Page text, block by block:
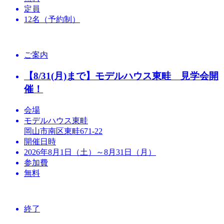
定員
12名（予約制）
ご案内
【8/31(月)まで】モデルハウス東畦 見学会開
催！
会場
モデルハウス東畦
岡山市南区東畦671-22
開催日時
2026年8月1日（土）～8月31日（月）
参加費
無料
終了